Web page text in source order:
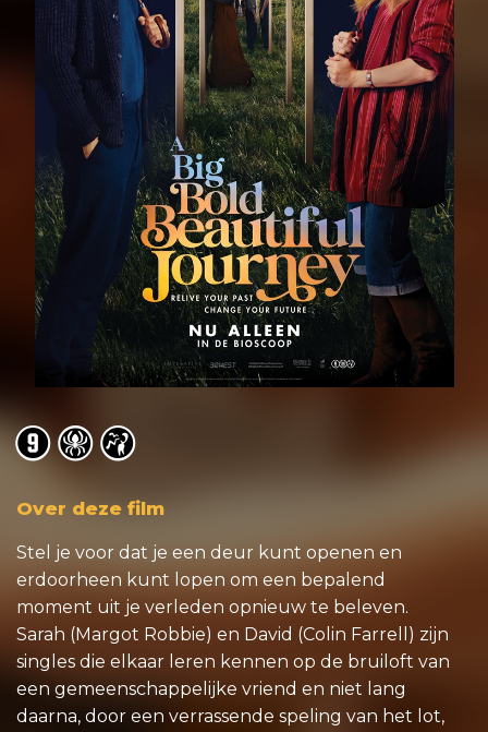
o o o
Over deze film
Stel je voor dat je een deur kunt openen en
erdoorheen kunt lopen om een bepalend
moment uit je verleden opnieuw te beleven.
Sarah (Margot Robbie) en David (Colin Farrell) zijn
singles die elkaar leren kennen op de bruiloft van
een gemeenschappelijke vriend en niet lang
daarna, door een verrassende speling van het lot,